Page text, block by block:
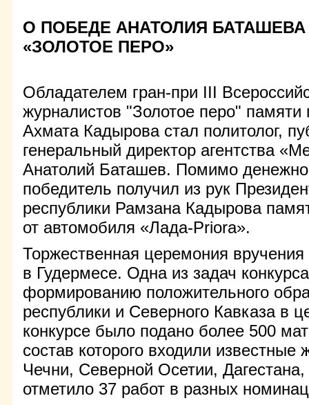
О ПОБЕДЕ АНАТОЛИЯ
«ЗОЛОТОЕ ПЕРО»
Обладателем гран-при III
журналистов "Золотое перо" памяти
Ахмата Кадырова стал политолог,
генеральный директор агентства
Анатолий Баташев. Помимо
победитель получил из рук
республики Рамзана Кадырова
от автомобиля «Лада-Priora».
Торжественная церемония
в Гудермесе. Одна из задач
формированию положительного
республики и Северного Кавказа в
конкурсе было подано более 500
состав которого входили известные
Чечни, Северной Осетии,
отметило 37 работ в разных